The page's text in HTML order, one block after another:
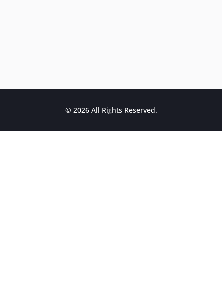
© 2026 All Rights Reserved.